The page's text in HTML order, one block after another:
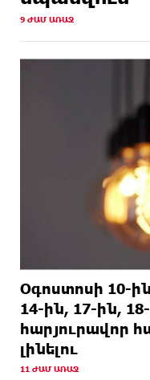
ԱՌԱՋ
Ռուսաստանի և
Երգչուհի
ներկայացրել
9 ԺԱՄ ԱՌԱՋ
Օգոստոսի 10-
14-ին, 17-ին,
հարյուրավոր
լինելու
11 ԺԱՄ ԱՌԱՋ